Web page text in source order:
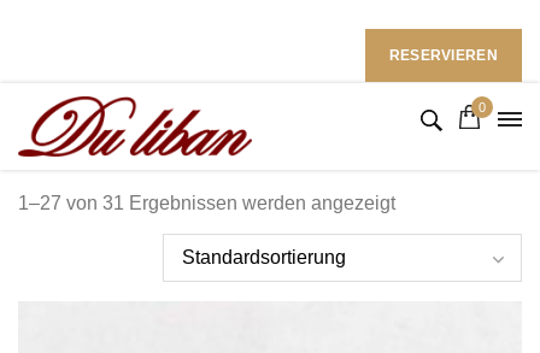
RESERVIEREN
0
1–27 von 31 Ergebnissen werden angezeigt